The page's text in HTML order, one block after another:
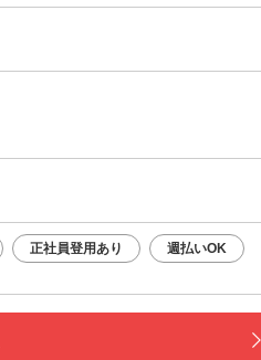
正社員登用あり 週払いOK